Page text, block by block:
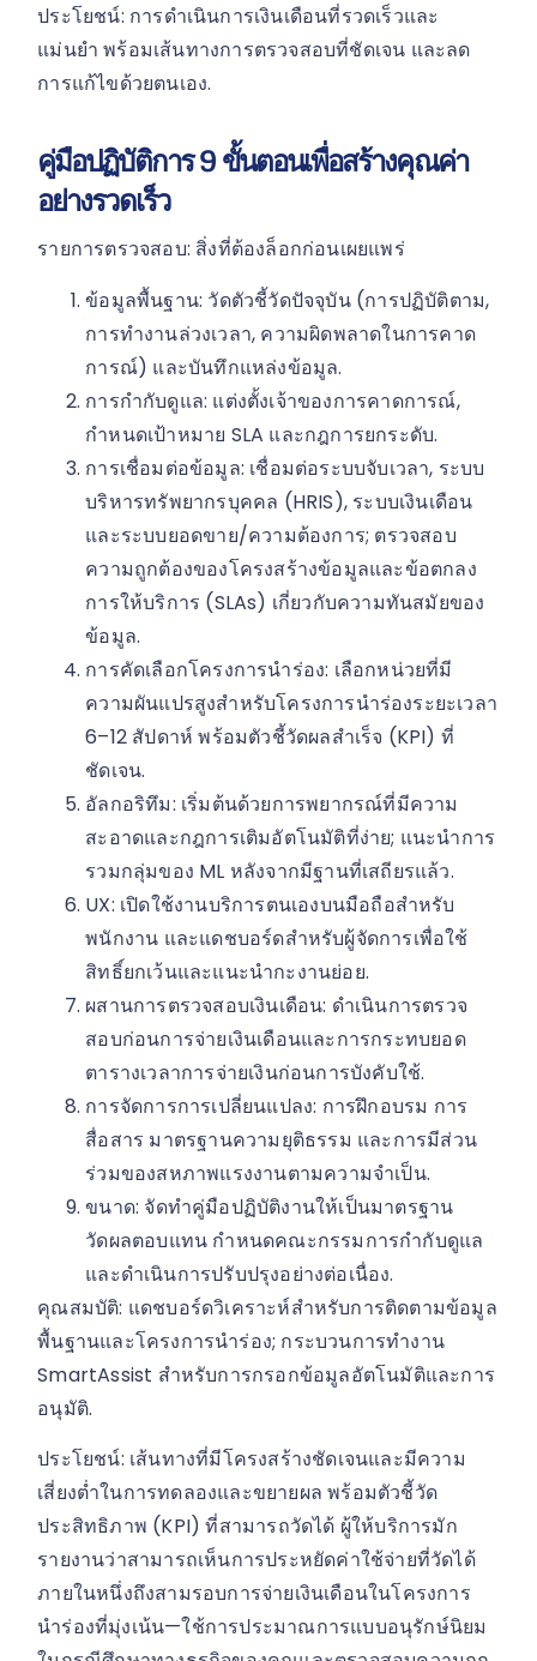
ประโยชน์: การดำเนินการเงินเดือนที่รวดเร็วและ
แม่นยำ พร้อมเส้นทางการตรวจสอบที่ชัดเจน และลด
การแก้ไขด้วยตนเอง.
คู่มือปฏิบัติการ 9 ขั้นตอนเพื่อสร้างคุณค่า
อย่างรวดเร็ว
รายการตรวจสอบ: สิ่งที่ต้องล็อกก่อนเผยแพร่
ข้อมูลพื้นฐาน: วัดตัวชี้วัดปัจจุบัน (การปฏิบัติตาม,
การทำงานล่วงเวลา, ความผิดพลาดในการคาด
การณ์) และบันทึกแหล่งข้อมูล.
การกำกับดูแล: แต่งตั้งเจ้าของการคาดการณ์,
กำหนดเป้าหมาย SLA และกฎการยกระดับ.
การเชื่อมต่อข้อมูล: เชื่อมต่อระบบจับเวลา, ระบบ
บริหารทรัพยากรบุคคล (HRIS), ระบบเงินเดือน
และระบบยอดขาย/ความต้องการ; ตรวจสอบ
ความถูกต้องของโครงสร้างข้อมูลและข้อตกลง
การให้บริการ (SLAs) เกี่ยวกับความทันสมัยของ
ข้อมูล.
การคัดเลือกโครงการนำร่อง: เลือกหน่วยที่มี
ความผันแปรสูงสำหรับโครงการนำร่องระยะเวลา
6–12 สัปดาห์ พร้อมตัวชี้วัดผลสำเร็จ (KPI) ที่
ชัดเจน.
อัลกอริทึม: เริ่มต้นด้วยการพยากรณ์ที่มีความ
สะอาดและกฎการเติมอัตโนมัติที่ง่าย; แนะนำการ
รวมกลุ่มของ ML หลังจากมีฐานที่เสถียรแล้ว.
UX: เปิดใช้งานบริการตนเองบนมือถือสำหรับ
พนักงาน และแดชบอร์ดสำหรับผู้จัดการเพื่อใช้
สิทธิ์ยกเว้นและแนะนำกะงานย่อย.
ผสานการตรวจสอบเงินเดือน: ดำเนินการตรวจ
สอบก่อนการจ่ายเงินเดือนและการกระทบยอด
ตารางเวลาการจ่ายเงินก่อนการบังคับใช้.
การจัดการการเปลี่ยนแปลง: การฝึกอบรม การ
สื่อสาร มาตรฐานความยุติธรรม และการมีส่วน
ร่วมของสหภาพแรงงานตามความจำเป็น.
ขนาด: จัดทำคู่มือปฏิบัติงานให้เป็นมาตรฐาน
วัดผลตอบแทน กำหนดคณะกรรมการกำกับดูแล
และดำเนินการปรับปรุงอย่างต่อเนื่อง.
คุณสมบัติ: แดชบอร์ดวิเคราะห์สำหรับการติดตามข้อมูล
พื้นฐานและโครงการนำร่อง; กระบวนการทำงาน
SmartAssist สำหรับการกรอกข้อมูลอัตโนมัติและการ
อนุมัติ.
ประโยชน์: เส้นทางที่มีโครงสร้างชัดเจนและมีความ
เสี่ยงต่ำในการทดลองและขยายผล พร้อมตัวชี้วัด
ประสิทธิภาพ (KPI) ที่สามารถวัดได้ ผู้ให้บริการมัก
รายงานว่าสามารถเห็นการประหยัดค่าใช้จ่ายที่วัดได้
ภายในหนึ่งถึงสามรอบการจ่ายเงินเดือนในโครงการ
นำร่องที่มุ่งเน้น—ใช้การประมาณการแบบอนุรักษ์นิยม